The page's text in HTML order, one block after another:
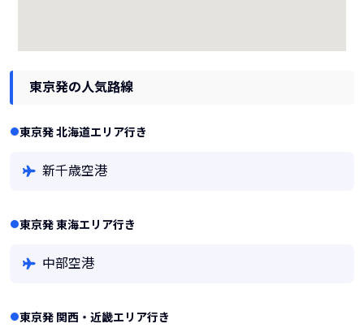
東京発の人気路線
東京発 北海道エリア行き
新千歳空港
東京発 東海エリア行き
中部空港
東京発 関西・近畿エリア行き